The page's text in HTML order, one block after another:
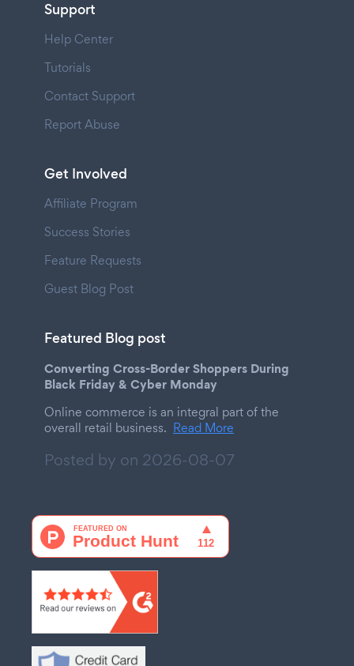
Support
Help Center
Tutorials
Contact Support
Report Abuse
Get Involved
Affiliate Program
Success Stories
Feature Requests
Guest Blog Post
Featured Blog post
Converting Cross-Border Shoppers During
Black Friday & Cyber Monday
Online commerce is an integral part of the
overall retail business. Read More
Posted by on 2026-08-07